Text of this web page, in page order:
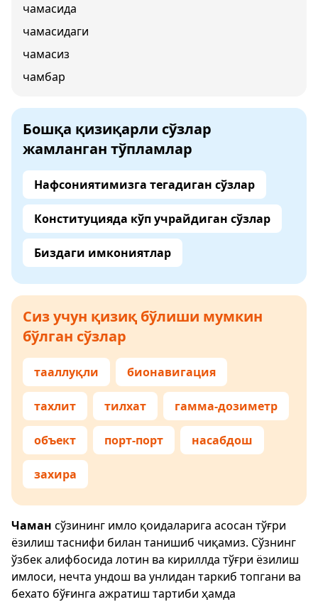
чамасида
чамасидаги
чамасиз
чамбар
Бошқа қизиқарли сўзлар
жамланган тўпламлар
Нафсониятимизга тегадиган сўзлар
Конституцияда кўп учрайдиган сўзлар
Биздаги имкониятлар
Сиз учун қизиқ бўлиши мумкин
бўлган сўзлар
тааллуқли бионавигация
тахлит тилхат гамма-дозиметр
объект порт-порт насабдош
захира
Чаман сўзининг имло қоидаларига асосан тўғри
ёзилиш таснифи билан танишиб чиқамиз. Сўзнинг
ўзбек алифбосида лотин ва кириллда тўғри ёзилиш
имлоси, нечта ундош ва унлидан таркиб топгани ва
бехато бўғинга ажратиш тартиби ҳамда